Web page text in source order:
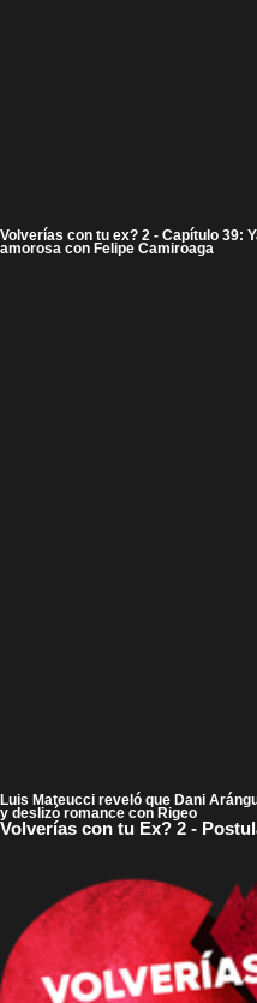
Volverías con tu ex? 2 - Capítulo 39:
amorosa con Felipe Camiroaga
Luis Mateucci reveló que Dani
y deslizó romance con Rigeo
Volverías con tu Ex? 2 -